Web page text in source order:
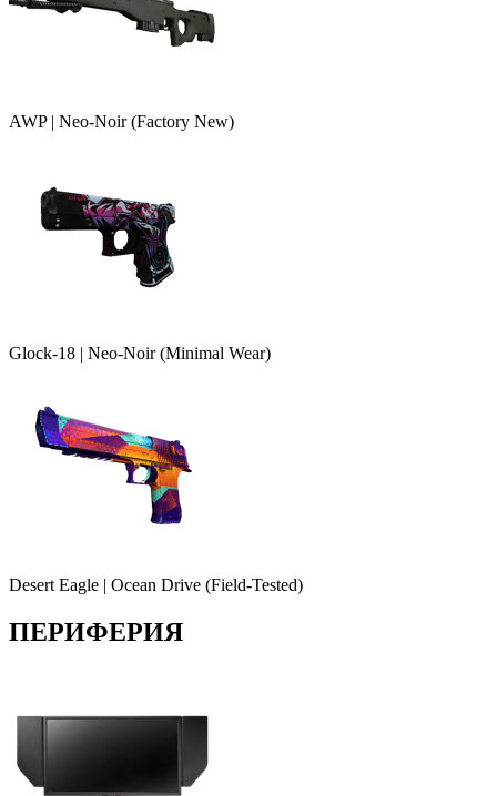
AWP | Neo-Noir (Factory New)
Glock-18 | Neo-Noir (Minimal Wear)
Desert Eagle | Ocean Drive (Field-Tested)
ПЕРИФЕРИЯ